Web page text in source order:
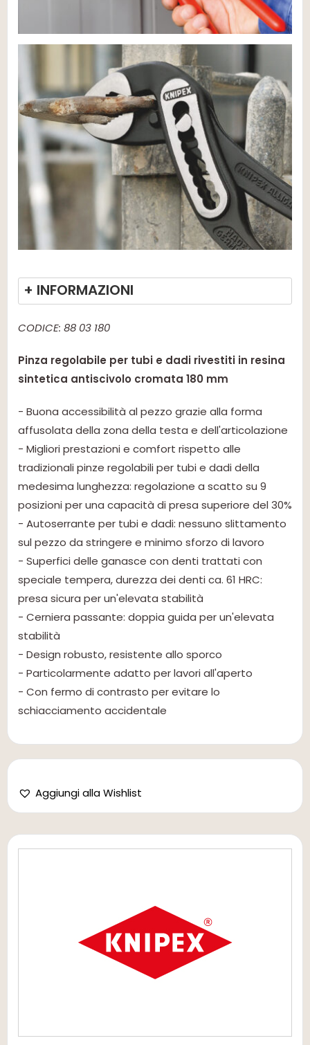
+ INFORMAZIONI
CODICE: 88 03 180
Pinza regolabile per tubi e dadi rivestiti in resina
sintetica antiscivolo cromata 180 mm
- Buona accessibilità al pezzo grazie alla forma
affusolata della zona della testa e dell'articolazione
- Migliori prestazioni e comfort rispetto alle
tradizionali pinze regolabili per tubi e dadi della
medesima lunghezza: regolazione a scatto su 9
posizioni per una capacità di presa superiore del 30%
- Autoserrante per tubi e dadi: nessuno slittamento
sul pezzo da stringere e minimo sforzo di lavoro
- Superfici delle ganasce con denti trattati con
speciale tempera, durezza dei denti ca. 61 HRC:
presa sicura per un'elevata stabilità
- Cerniera passante: doppia guida per un'elevata
stabilità
- Design robusto, resistente allo sporco
- Particolarmente adatto per lavori all'aperto
- Con fermo di contrasto per evitare lo
schiacciamento accidentale
Aggiungi alla Wishlist